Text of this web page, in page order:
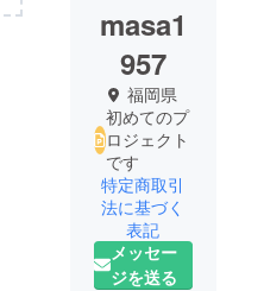
masa1
957
福岡県
初めてのプ
ロジェクト
です
特定商取引
法に基づく
表記
メッセー
ジを送る